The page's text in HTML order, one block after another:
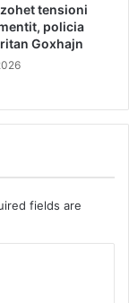
tensioni
policia
Goxhajn
fields are